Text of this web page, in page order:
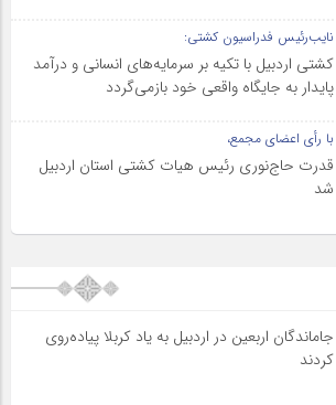
نایب‌رئیس فدراسیون کشتی:
کشتی اردبیل با تکیه بر سرمایه‌های انسانی و درآمد
پایدار به جایگاه واقعی خود بازمی‌گردد
با رأی اعضای مجمع،
قدرت حاج‌نوری رئیس هیات کشتی استان اردبیل
شد
جاماندگان اربعین در اردبیل به یاد کربلا پیاده‌روی
کردند